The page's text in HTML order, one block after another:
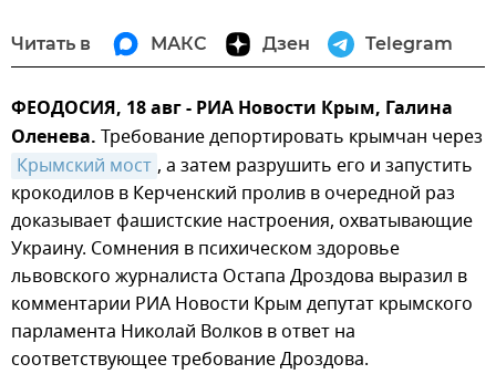
Читать в МАКС Дзен Telegram
ФЕОДОСИЯ, 18 авг - РИА Новости Крым, Галина
Оленева. Требование депортировать крымчан через
Крымский мост , а затем разрушить его и запустить
крокодилов в Керченский пролив в очередной раз
доказывает фашистские настроения, охватывающие
Украину. Сомнения в психическом здоровье
львовского журналиста Остапа Дроздова выразил в
комментарии РИА Новости Крым депутат крымского
парламента Николай Волков в ответ на
соответствующее требование Дроздова.